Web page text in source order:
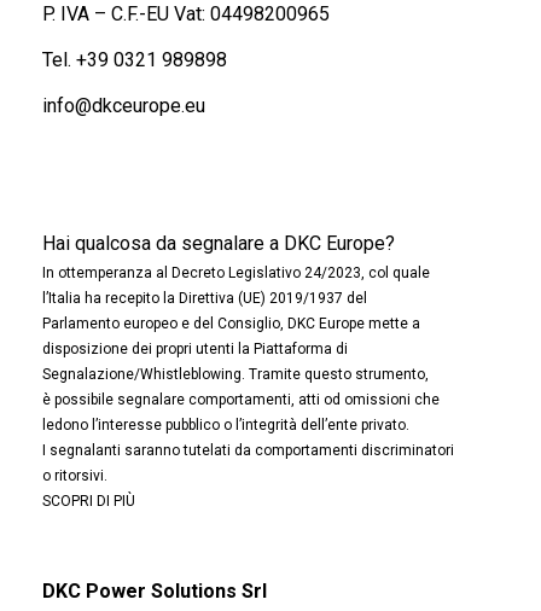
P. IVA – C.F.-EU Vat: 04498200965
Tel. +39 0321 989898
info@dkceurope.eu
Hai qualcosa da segnalare a DKC Europe?
In ottemperanza al Decreto Legislativo 24/2023, col quale
l’Italia ha recepito la Direttiva (UE) 2019/1937 del
Parlamento europeo e del Consiglio, DKC Europe mette a
disposizione dei propri utenti la Piattaforma di
Segnalazione/Whistleblowing. Tramite questo strumento,
è possibile segnalare comportamenti, atti od omissioni che
ledono l’interesse pubblico o l’integrità dell’ente privato.
I segnalanti saranno tutelati da comportamenti discriminatori
o ritorsivi.
SCOPRI DI PIÙ
DKC Power Solutions Srl